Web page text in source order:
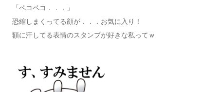
「ペコペコ．．．」
恐縮しまくってる顔が．．．お気に入り！
額に汗してる表情のスタンプが好きな私ってｗ